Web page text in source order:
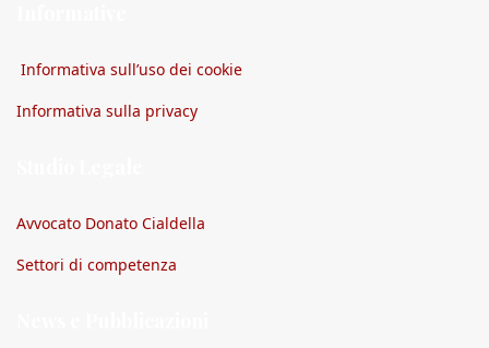
Informativa sull’uso dei cookie
Informativa sulla privacy
Avvocato Donato Cialdella
Settori di competenza